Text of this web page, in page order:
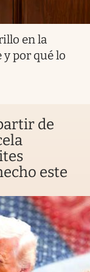
en la
y por qué lo
de
este